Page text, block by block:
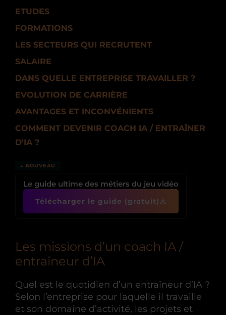
ETUDES
FORMATIONS
LES SECTEURS QUI RECRUTENT
SALAIRE
DANS QUELLE ENTREPRISE TRAVAILLER ?
EVOLUTION DE CARRIÈRE
AVANTAGES ET INCONVÉNIENTS
COMMENT DEVENIR COACH IA / ENTRAÎNER
D'IA ?
↓ NOUVEAU
Le guide ultime des métiers du jeu vidéo
Télécharger le guide (gratuit)
Les missions d’un coach IA /
entraîneur d’IA
Quel est le quotidien d’un entraîneur d’IA ?
Selon l’entreprise pour laquelle il travaille
et son domaine d’activité, les projets et